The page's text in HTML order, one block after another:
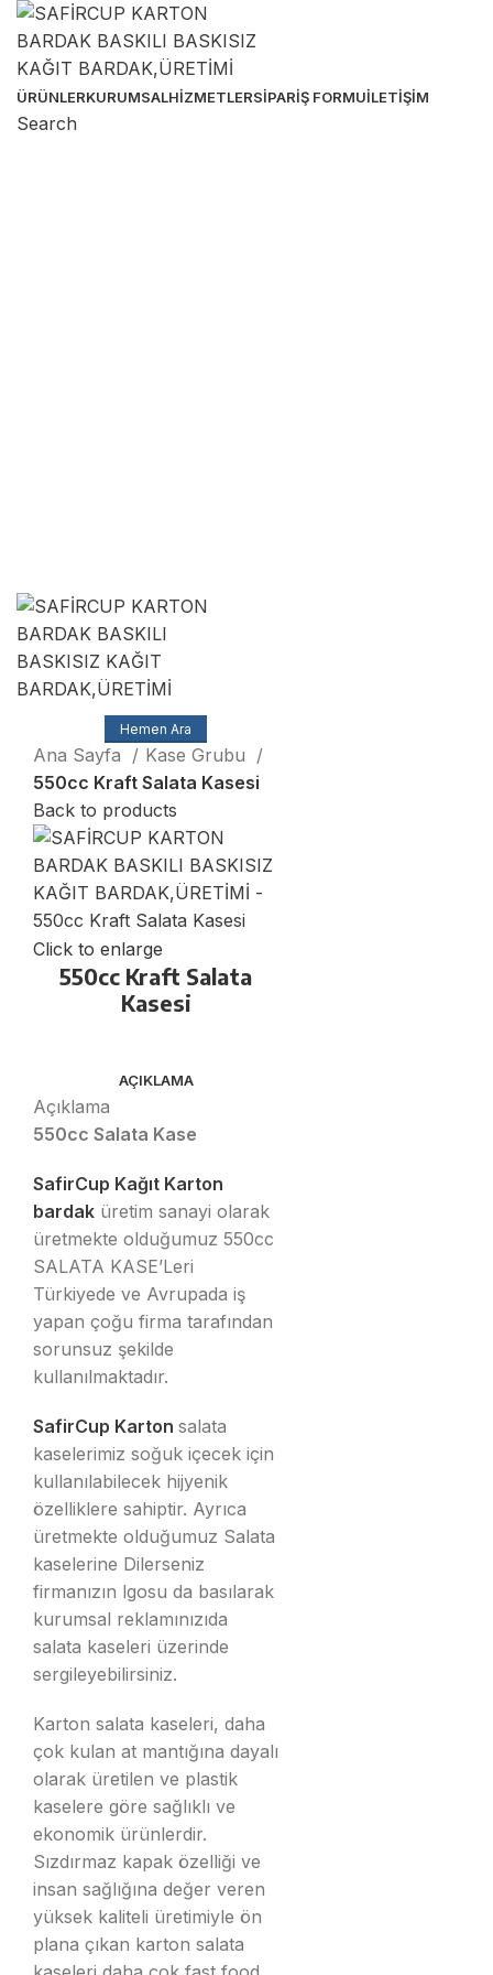
ÜRÜNLERKURUMSALHIZMETLERSIPARIŞ FORMUİLETIŞIM
Search
Hemen Ara
Ana Sayfa
Kase Grubu
550cc Kraft Salata Kasesi
Back to products
Click to enlarge
550cc Kraft Salata
Kasesi
AÇIKLAMA
Açıklama
550cc Salata Kase
SafirCup Kağıt Karton
bardak üretim sanayi olarak
üretmekte olduğumuz 550cc
SALATA KASE’Leri
Türkiyede ve Avrupada iş
yapan çoğu firma tarafından
sorunsuz şekilde
kullanılmaktadır.
SafirCup Karton salata
kaselerimiz soğuk içecek için
kullanılabilecek hijyenik
özelliklere sahiptir. Ayrıca
üretmekte olduğumuz Salata
kaselerine Dilerseniz
firmanızın lgosu da basılarak
kurumsal reklamınızıda
salata kaseleri üzerinde
sergileyebilirsiniz.
Karton salata kaseleri, daha
çok kulan at mantığına dayalı
olarak üretilen ve plastik
kaselere göre sağlıklı ve
ekonomik ürünlerdir.
Sızdırmaz kapak özelliği ve
insan sağlığına değer veren
yüksek kaliteli üretimiyle ön
plana çıkan karton salata